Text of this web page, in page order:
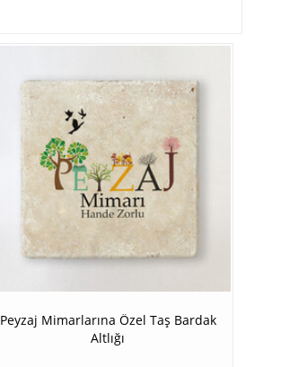
Peyzaj Mimarlarına Özel Taş Bardak
Altlığı